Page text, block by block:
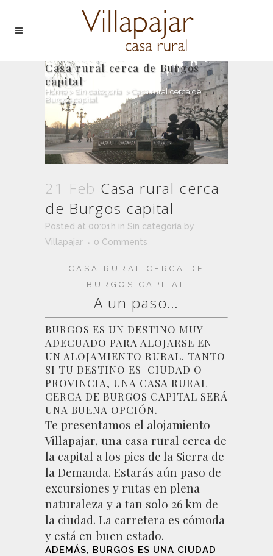
Casa rural cerca de Burgos
capital
Home> Sin categoría > Casa rural cerca de
Burgos capital
21 Feb Casa rural cerca
de Burgos capital
Posted at 00:01h in Sin categoría by
Villapajar
0 Comments
CASA RURAL CERCA DE
BURGOS CAPITAL
A un paso…
BURGOS ES UN DESTINO MUY
ADECUADO PARA ALOJARSE EN
UN ALOJAMIENTO RURAL. TANTO
SI TU DESTINO ES CIUDAD O
PROVINCIA, UNA CASA RURAL
CERCA DE BURGOS CAPITAL SERÁ
UNA BUENA OPCIÓN.
Te presentamos el alojamiento
Villapajar, una casa rural cerca de
la capital a los pies de la Sierra de
la Demanda. Estarás aún paso de
excursiones y rutas en plena
naturaleza y a tan solo 26 km de
la ciudad. La carretera es cómoda
y está en buen estado.
ADEMÁS, BURGOS ES UNA CIUDAD